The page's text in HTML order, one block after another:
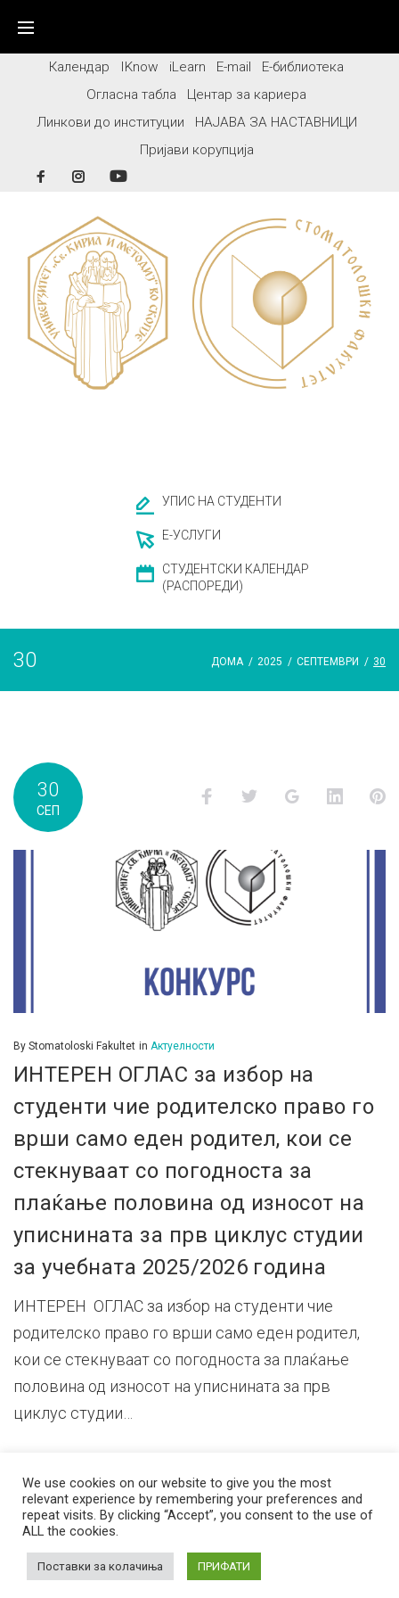
contentКалендар IKnow iLearn E-mail
Е-библиотека
Огласна табла
Центар за кариера
Линкови до институции
НАЈАВА ЗА НАСТАВНИЦИ
Пријави корупција
FacebookInstagram
УПИС НА СТУДЕНТИ
Е-УСЛУГИ
СТУДЕНТСКИ КАЛЕНДАР
(РАСПОРЕДИ)
30 ДОМА / 2025 / СЕПТЕМВРИ / 30
Ден:
д.м.г
30
СЕП
FacebookTwitter Google+
By Stomatoloski Fakultet in Актуелности
ИНТЕРЕН ОГЛАС за избор на
студенти чие родителско право го
врши само еден родител, кои се
стекнуваат со погодноста за
плаќање половина од износот на
уписнината за прв циклус студии
за учебната 2025/2026 година
ИНТЕРЕН ОГЛАС за избор на студенти чие
родителско право го врши само еден родител,
кои се стекнуваат со погодноста за плаќање
половина од износот на уписнината за прв
циклус студии…
© 2026 Стоматолошки факултет – Скопје Универзитет ,,Св. Кирил и
Методиј'' во Скопје
Developed by
We use cookies on our website to give you the most
relevant experience by remembering your preferences and
repeat visits. By clicking “Accept”, you consent to the use of
ALL the cookies.
Поставки за колачиња ПРИФАТИ